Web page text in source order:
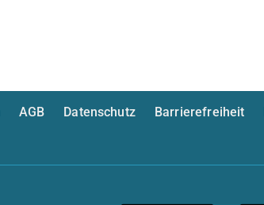
AGB Datenschutz Barrierefreiheit